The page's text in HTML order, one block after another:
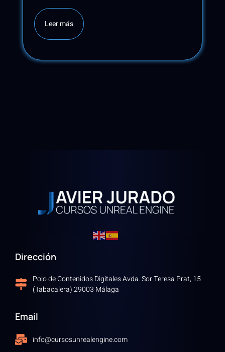
Leer más
Dirección
Polo de Contenidos Digitales Avda. Sor Teresa Prat, 15
(Tabacalera) 29003 Málaga
Email
info@cursosunrealengine.com